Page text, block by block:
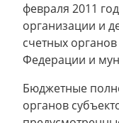
февраля 2011
организации и
счетных
Федерации и
Бюджетные
органов